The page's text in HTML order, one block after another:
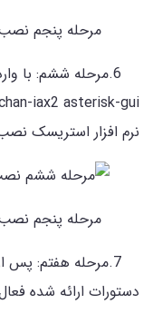
مرحله پنجم
نرم افزار استریسک
مرحله پنجم
7.مرحله هفتم: پس
دستورات ارائه شده